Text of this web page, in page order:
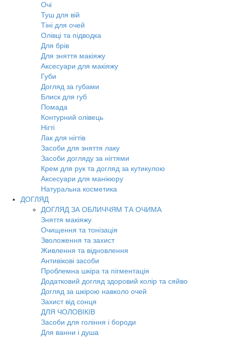
Очі
Туш для вій
Тіні для очей
Олівці та підводка
Для брів
Для зняття макіяжу
Аксесуари для макіяжу
Губи
Догляд за губами
Блиск для губ
Помада
Контурний олівець
Нігті
Лак для нігтів
Засоби для зняття лаку
Засоби догляду за нігтями
Крем для рук та догляд за кутикулою
Аксесуари для манікюру
Натуральна косметика
ДОГЛЯД
ДОГЛЯД ЗА ОБЛИЧЧЯМ ТА ОЧИМА
Зняття макіяжу
Очищення та тонізація
Зволоження та захист
Живлення та відновлення
Антивікові засоби
Проблемна шкіра та пігментація
Додатковий догляд здоровий колір та сяйво
Догляд за шкірою навколо очей
Захист від сонця
ДЛЯ ЧОЛОВІКІВ
Засоби для гоління і бороди
Для ванни і душа